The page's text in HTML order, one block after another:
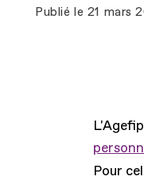
Publié le 21 mars
Pour